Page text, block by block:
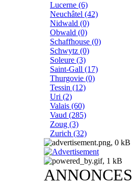
Lucerne (6)
Neuchâtel (42)
Nidwald (0)
Obwald (0)
Schaffhouse (0)
Schwytz (0)
Soleure (3)
Saint-Gall (17)
Thurgovie (0)
Tessin (12)
Uri (2)
Valais (60)
Vaud (285)
Zoug (3)
Zurich (32)
ANNONCES